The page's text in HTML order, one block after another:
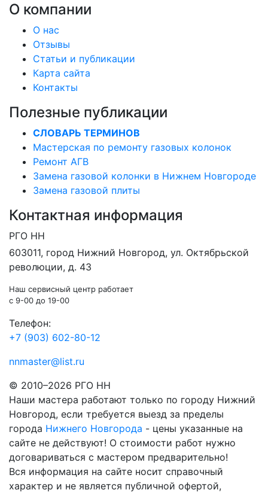
О компании
О нас
Отзывы
Статьи и публикации
Карта сайта
Контакты
Полезные публикации
СЛОВАРЬ ТЕРМИНОВ
Мастерская по ремонту газовых колонок
Ремонт АГВ
Замена газовой колонки в Нижнем Новгороде
Замена газовой плиты
Контактная информация
РГО НН
603011, город Нижний Новгород, ул. Октябрьской
революции, д. 43
Наш сервисный центр работает
c 9-00 до 19-00
Телефон:
+7 (903) 602-80-12
nnmaster@list.ru
© 2010–2026 РГО НН
Наши мастера работают только по городу Нижний
Новгород, если требуется выезд за пределы
города Нижнего Новгорода - цены указанные на
сайте не действуют! О стоимости работ нужно
договариваться с мастером предварительно!
Вся информация на сайте носит справочный
характер и не является публичной офертой,